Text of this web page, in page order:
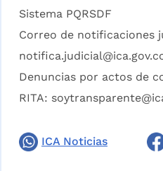
Sistema PQRSDF
Correo de notificaciones
Denuncias por actos de
RITA:
ICA Noticias